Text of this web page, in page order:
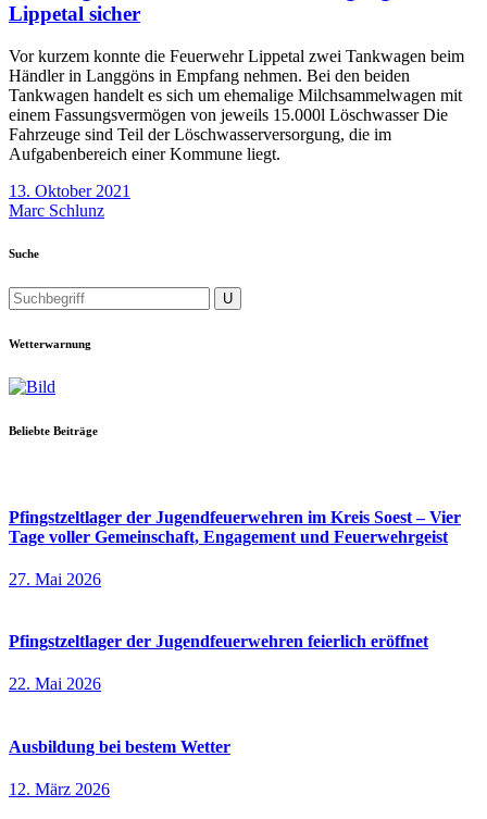
Lippetal sicher
Vor kurzem konnte die Feuerwehr Lippetal zwei Tankwagen beim
Händler in Langgöns in Empfang nehmen. Bei den beiden
Tankwagen handelt es sich um ehemalige Milchsammelwagen mit
einem Fassungsvermögen von jeweils 15.000l Löschwasser Die
Fahrzeuge sind Teil der Löschwasserversorgung, die im
Aufgabenbereich einer Kommune liegt.
13. Oktober 2021
Marc Schlunz
Suche
Wetterwarnung
Beliebte Beiträge
Pfingstzeltlager der Jugendfeuerwehren im Kreis Soest – Vier
Tage voller Gemeinschaft, Engagement und Feuerwehrgeist
27. Mai 2026
Pfingstzeltlager der Jugendfeuerwehren feierlich eröffnet
22. Mai 2026
Ausbildung bei bestem Wetter
12. März 2026